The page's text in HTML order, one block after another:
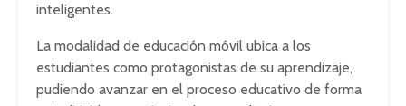
inteligentes.
La modalidad de educación móvil ubica a los
estudiantes como protagonistas de su aprendizaje,
pudiendo avanzar en el proceso educativo de forma